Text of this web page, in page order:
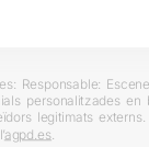
Responsable:
personalitzades
legitimats
agpd.es